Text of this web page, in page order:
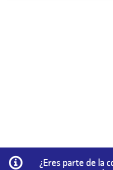
Información
¿Eres parte de la